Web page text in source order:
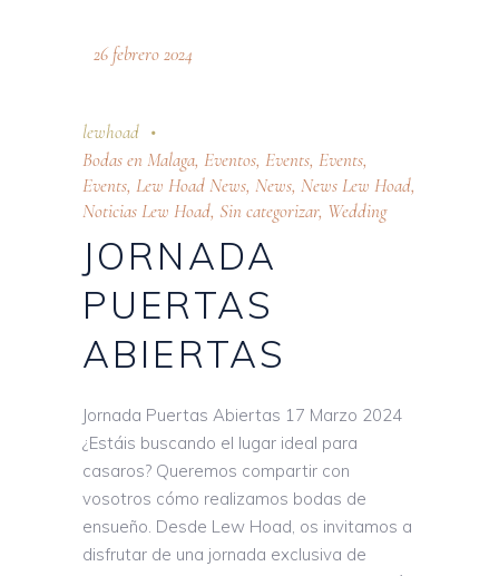
26 febrero 2024
lewhoad
Bodas en Malaga, Eventos, Events, Events,
Events, Lew Hoad News, News, News Lew Hoad,
Noticias Lew Hoad, Sin categorizar, Wedding
JORNADA
PUERTAS
ABIERTAS
Jornada Puertas Abiertas 17 Marzo 2024
¿Estáis buscando el lugar ideal para
casaros? Queremos compartir con
vosotros cómo realizamos bodas de
ensueño. Desde Lew Hoad, os invitamos a
disfrutar de una jornada exclusiva de